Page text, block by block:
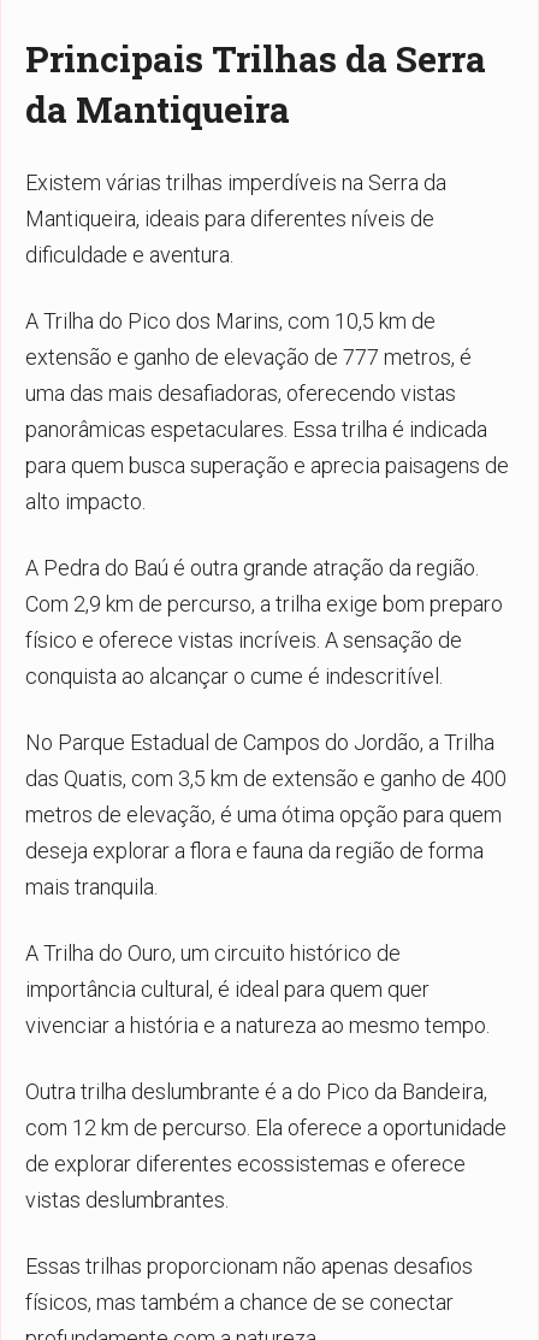
Principais Trilhas da Serra
da Mantiqueira
Existem várias trilhas imperdíveis na Serra da
Mantiqueira, ideais para diferentes níveis de
dificuldade e aventura.
A Trilha do Pico dos Marins, com 10,5 km de
extensão e ganho de elevação de 777 metros, é
uma das mais desafiadoras, oferecendo vistas
panorâmicas espetaculares. Essa trilha é indicada
para quem busca superação e aprecia paisagens de
alto impacto.
A Pedra do Baú é outra grande atração da região.
Com 2,9 km de percurso, a trilha exige bom preparo
físico e oferece vistas incríveis. A sensação de
conquista ao alcançar o cume é indescritível.
No Parque Estadual de Campos do Jordão, a Trilha
das Quatis, com 3,5 km de extensão e ganho de 400
metros de elevação, é uma ótima opção para quem
deseja explorar a flora e fauna da região de forma
mais tranquila.
A Trilha do Ouro, um circuito histórico de
importância cultural, é ideal para quem quer
vivenciar a história e a natureza ao mesmo tempo.
Outra trilha deslumbrante é a do Pico da Bandeira,
com 12 km de percurso. Ela oferece a oportunidade
de explorar diferentes ecossistemas e oferece
vistas deslumbrantes.
Essas trilhas proporcionam não apenas desafios
físicos, mas também a chance de se conectar